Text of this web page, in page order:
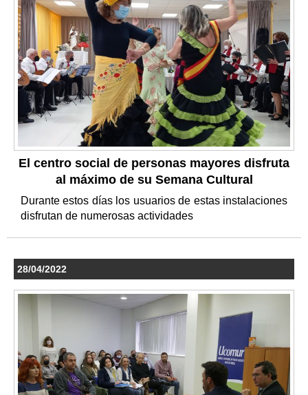
El centro social de personas mayores disfruta
al máximo de su Semana Cultural
Durante estos días los usuarios de estas instalaciones
disfrutan de numerosas actividades
28/04/2022